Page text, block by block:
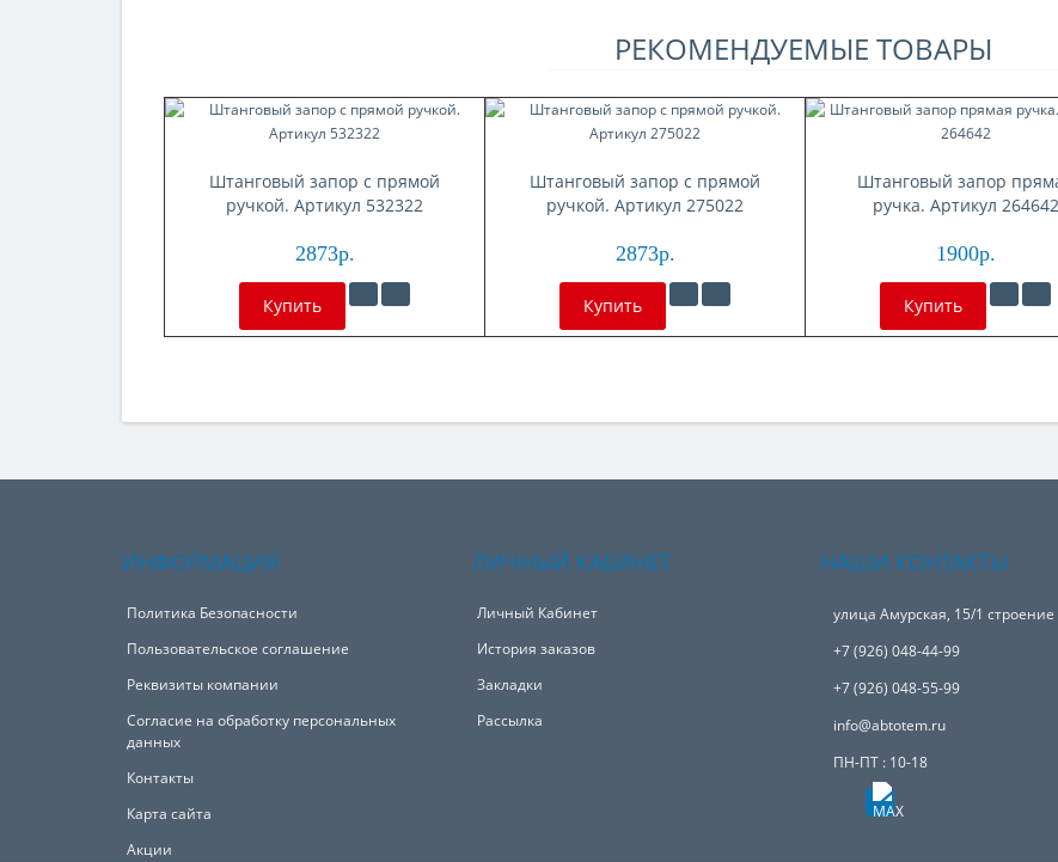
РЕКОМЕНДУЕМЫЕ ТОВАРЫ
Штанговый запор с прямой
ручкой. Артикул 532322
2873р.
Купить
Штанговый запор с прямой
ручкой. Артикул 275022
2873р.
Купить
Штанговый запор
ручка. Артикул 264642
1900р.
Купить
ИНФОРМАЦИЯ
Политика Безопасности
Пользовательское соглашение
Реквизиты компании
Согласие на обработку персональных
данных
Контакты
Карта сайта
Акции
ЛИЧНЫЙ КАБИНЕТ
Личный Кабинет
История заказов
Закладки
Рассылка
НАШИ КОНТАКТЫ
улица Амурская, 15/1
+7 (926) 048-44-99
+7 (926) 048-55-99
info@abtotem.ru
ПН-ПТ : 10-18